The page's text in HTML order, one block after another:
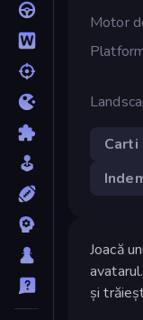
Motor
Carti
Joacă
și